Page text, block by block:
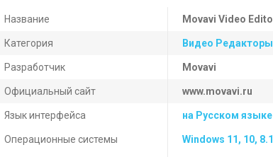
Название Movavi Video
Категория Видео Редакторы
Разработчик Movavi
Официальный сайт www.movavi.ru
Язык интерфейса на Русском
Операционные системы Windows 11, 10,